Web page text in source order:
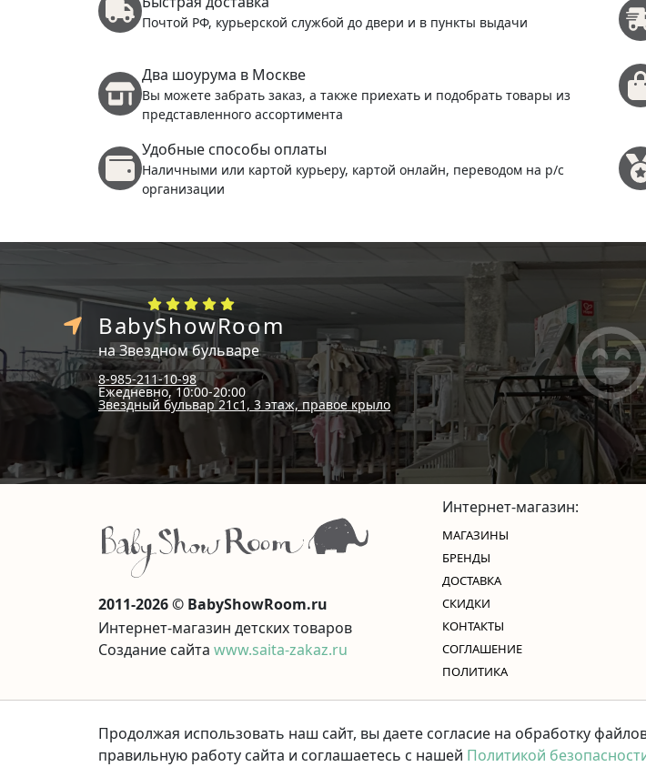
Почтой РФ, курьерской службой до двери и в пункты выдачи
Два шоурума в Москве
Вы можете забрать заказ, а также приехать и подобрать товары из
представленного ассортимента
Удобные способы оплаты
Наличными или картой курьеру, картой онлайн, переводом на р/с
организации
BabyShowRoom
на Звездном бульваре
8-985-211-10-98
Ежедневно, 10:00-20:00
Звездный бульвар 21с1, 3 этаж, правое крыло
2011-2026 © BabyShowRoom.ru
Интернет-магазин детских товаров
Создание сайта www.saita-zakaz.ru
Интернет-магазин:
МАГАЗИНЫ
БРЕНДЫ
ДОСТАВКА
СКИДКИ
КОНТАКТЫ
CОГЛАШЕНИЕ
ПОЛИТИКА
Продолжая использовать наш сайт, вы даете согласие на обработку
правильную работу сайта и соглашаетесь с нашей Политикой